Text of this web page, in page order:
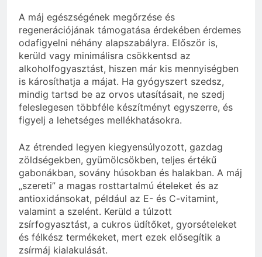
A máj egészségének megőrzése és
regenerációjának támogatása érdekében érdemes
odafigyelni néhány alapszabályra. Először is,
kerüld vagy minimálisra csökkentsd az
alkoholfogyasztást, hiszen már kis mennyiségben
is károsíthatja a májat. Ha gyógyszert szedsz,
mindig tartsd be az orvos utasításait, ne szedj
feleslegesen többféle készítményt egyszerre, és
figyelj a lehetséges mellékhatásokra.
Az étrended legyen kiegyensúlyozott, gazdag
zöldségekben, gyümölcsökben, teljes értékű
gabonákban, sovány húsokban és halakban. A máj
„szereti” a magas rosttartalmú ételeket és az
antioxidánsokat, például az E- és C-vitamint,
valamint a szelént. Kerüld a túlzott
zsírfogyasztást, a cukros üdítőket, gyorsételeket
és félkész termékeket, mert ezek elősegítik a
zsírmáj kialakulását.